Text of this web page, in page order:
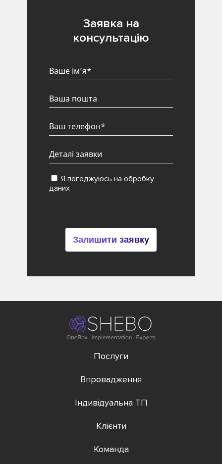
Заявка на
консультацію
Я погоджуюсь на обробку
даних
Залишити заявку
Послуги
Впровадження
Індивідуальна ТП
Клієнти
Команда